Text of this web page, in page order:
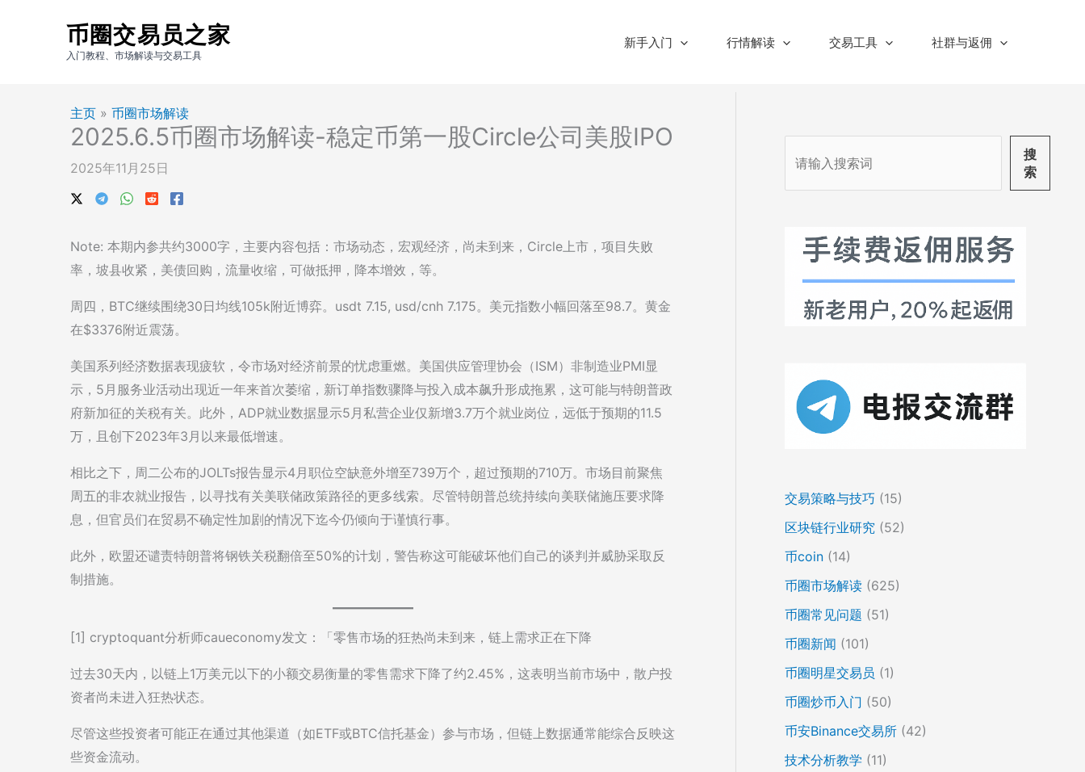
币圈交易员之家
入门教程、市场解读与交易工具
新手入门 行情解读 交易工具 社群与返佣
主页 » 币圈市场解读
2025.6.5币圈市场解读-稳定币第一股Circle公司美股IPO
2025年11月25日
Note: 本期内参共约3000字，主要内容包括：市场动态，宏观经济，尚未到来，Circle上市，项目失败
率，坡县收紧，美债回购，流量收缩，可做抵押，降本增效，等。
周四，BTC继续围绕30日均线105k附近博弈。usdt 7.15, usd/cnh 7.175。美元指数小幅回落至98.7。黄金
在$3376附近震荡。
美国系列经济数据表现疲软，令市场对经济前景的忧虑重燃。美国供应管理协会（ISM）非制造业PMI显
示，5月服务业活动出现近一年来首次萎缩，新订单指数骤降与投入成本飙升形成拖累，这可能与特朗普政
府新加征的关税有关。此外，ADP就业数据显示5月私营企业仅新增3.7万个就业岗位，远低于预期的11.5
万，且创下2023年3月以来最低增速。
相比之下，周二公布的JOLTs报告显示4月职位空缺意外增至739万个，超过预期的710万。市场目前聚焦
周五的非农就业报告，以寻找有关美联储政策路径的更多线索。尽管特朗普总统持续向美联储施压要求降
息，但官员们在贸易不确定性加剧的情况下迄今仍倾向于谨慎行事。
此外，欧盟还谴责特朗普将钢铁关税翻倍至50%的计划，警告称这可能破坏他们自己的谈判并威胁采取反
制措施。
[1] cryptoquant分析师caueconomy发文：「零售市场的狂热尚未到来，链上需求正在下降
过去30天内，以链上1万美元以下的小额交易衡量的零售需求下降了约2.45%，这表明当前市场中，散户投
资者尚未进入狂热状态。
尽管这些投资者可能正在通过其他渠道（如ETF或BTC信托基金）参与市场，但链上数据通常能综合反映这
些资金流动。
搜
索
交易策略与技巧 (15)
区块链行业研究 (52)
币coin (14)
币圈市场解读 (625)
币圈常见问题 (51)
币圈新闻 (101)
币圈明星交易员 (1)
币圈炒币入门 (50)
币安Binance交易所 (42)
技术分析教学 (11)